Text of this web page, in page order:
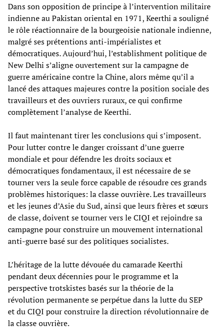
Dans son opposition de principe à l’intervention militaire
indienne au Pakistan oriental en 1971, Keerthi a souligné
le rôle réactionnaire de la bourgeoisie nationale indienne,
malgré ses prétentions anti-impérialistes et
démocratiques. Aujourd’hui, l’establishment politique de
New Delhi s’aligne ouvertement sur la campagne de
guerre américaine contre la Chine, alors même qu’il a
lancé des attaques majeures contre la position sociale des
travailleurs et des ouvriers ruraux, ce qui confirme
complètement l’analyse de Keerthi.
Il faut maintenant tirer les conclusions qui s’imposent.
Pour lutter contre le danger croissant d’une guerre
mondiale et pour défendre les droits sociaux et
démocratiques fondamentaux, il est nécessaire de se
tourner vers la seule force capable de résoudre ces grands
problèmes historiques: la classe ouvrière. Les travailleurs
et les jeunes d’Asie du Sud, ainsi que leurs frères et sœurs
de classe, doivent se tourner vers le CIQI et rejoindre sa
campagne pour construire un mouvement international
anti-guerre basé sur des politiques socialistes.
L’héritage de la lutte dévouée du camarade Keerthi
pendant deux décennies pour le programme et la
perspective trotskistes basés sur la théorie de la
révolution permanente se perpétue dans la lutte du SEP
et du CIQI pour construire la direction révolutionnaire de
la classe ouvrière.